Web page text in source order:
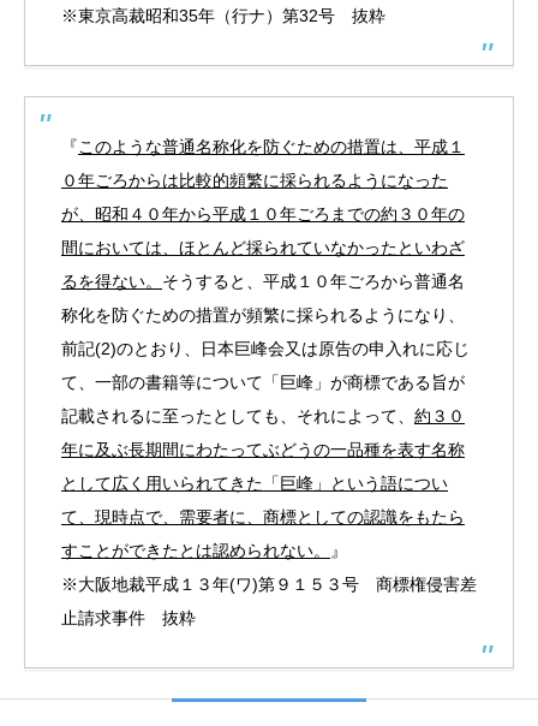
※東京高裁昭和35年（行ナ）第32号 抜粋
『このような普通名称化を防ぐための措置は、平成１
０年ごろからは比較的頻繁に採られるようになった
が、昭和４０年から平成１０年ごろまでの約３０年の
間においては、ほとんど採られていなかったといわざ
るを得ない。 そうすると、平成１０年ごろから普通名
称化を防ぐための措置が頻繁に採られるようになり、
前記(2)のとおり、日本巨峰会又は原告の申入れに応じ
て、一部の書籍等について「巨峰」が商標である旨が
記載されるに至ったとしても、それによって、 約３０
年に及ぶ長期間にわたってぶどうの一品種を表す名称
として広く用いられてきた「巨峰」という語につい
て、現時点で、需要者に、商標としての認識をもたら
すことができたとは認められない。
』
※大阪地裁平成１３年(ワ)第９１５３号 商標権侵害差
止請求事件 抜粋